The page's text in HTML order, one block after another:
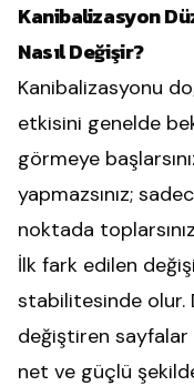
Kanibalizasyon
Nasıl Değişir?
Kanibalizasyonu
etkisini genelde
görmeye
yapmazsınız;
noktada
İlk fark edilen
stabilitesinde olur.
değiştiren sayfalar
net ve güçlü